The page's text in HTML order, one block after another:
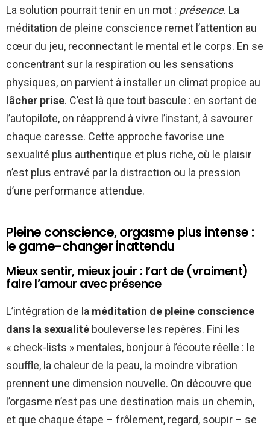
La solution pourrait tenir en un mot : présence. La
méditation de pleine conscience remet l’attention au
cœur du jeu, reconnectant le mental et le corps. En se
concentrant sur la respiration ou les sensations
physiques, on parvient à installer un climat propice au
lâcher prise. C’est là que tout bascule : en sortant de
l’autopilote, on réapprend à vivre l’instant, à savourer
chaque caresse. Cette approche favorise une
sexualité plus authentique et plus riche, où le plaisir
n’est plus entravé par la distraction ou la pression
d’une performance attendue.
Pleine conscience, orgasme plus intense :
le game-changer inattendu
Mieux sentir, mieux jouir : l’art de (vraiment)
faire l’amour avec présence
L’intégration de la méditation de pleine conscience
dans la sexualité bouleverse les repères. Fini les
« check-lists » mentales, bonjour à l’écoute réelle : le
souffle, la chaleur de la peau, la moindre vibration
prennent une dimension nouvelle. On découvre que
l’orgasme n’est pas une destination mais un chemin,
et que chaque étape – frôlement, regard, soupir – se